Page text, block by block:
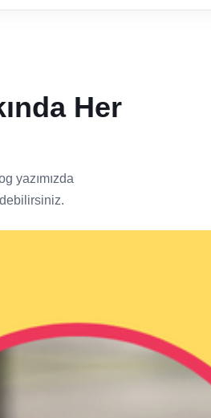
Her
yazımızda